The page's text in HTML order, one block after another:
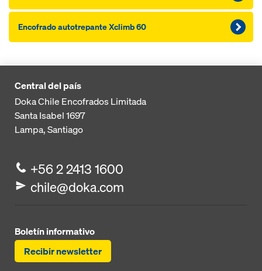
Encofrado autotrepante Xclimb 60
Central del país
Doka Chile Encofrados Limitada
Santa Isabel 1697
Lampa, Santiago
+56 2 2413 1600
chile@doka.com
Boletín informativo
Recibir newsletter